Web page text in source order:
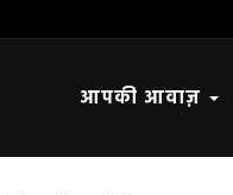
आपकी आवाज़